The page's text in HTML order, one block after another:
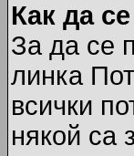
Как да
За да се
линка
всички
някой са